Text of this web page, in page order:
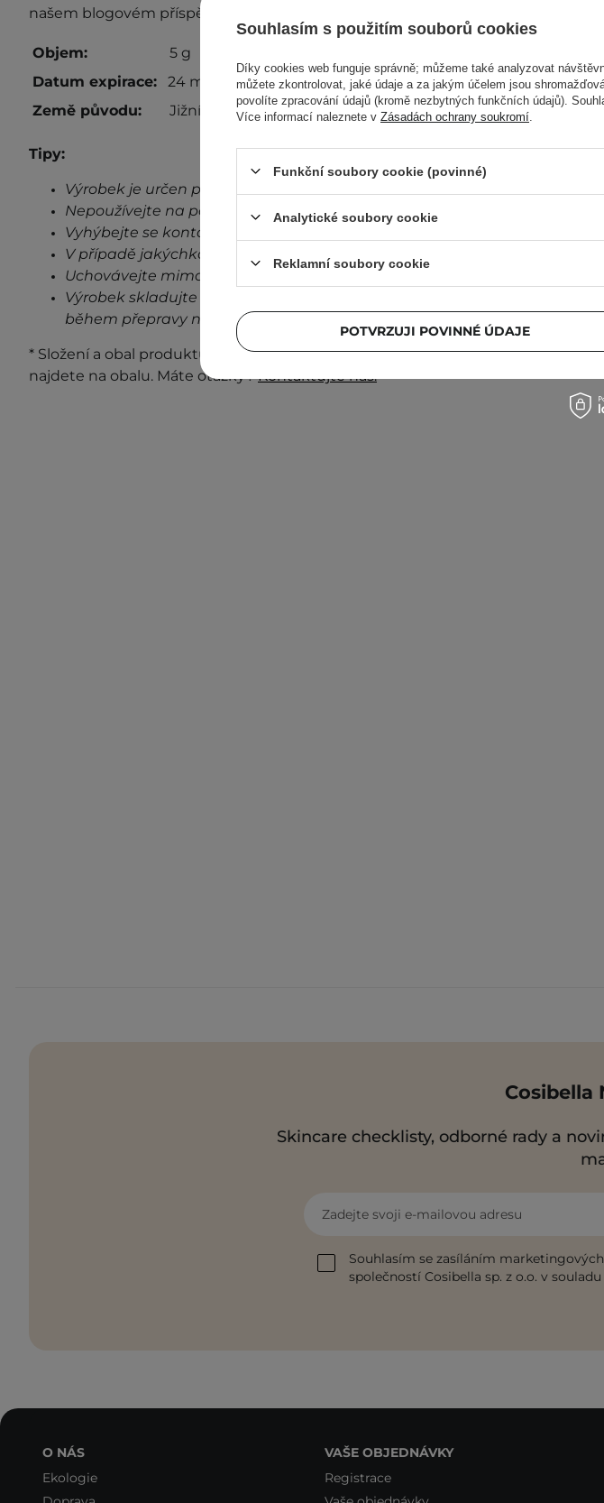
našem blogovém příspěvku
Objem:
5 g
Datum expirace:
24 měsíců od otevření
Země původu:
Jižní Korea
Tipy:
Výrobek je určen pouze pro vnější použití.
Nepoužívejte na poškozenou pokožku.
Vyhýbejte se kontaktu s očima.
V případě jakýchkoli známek podráždění, přestaňte přípravek používat.
Uchovávejte mimo dosah dětí.
Výrobek skladujte při pokojové teplotě na stinném místě. Kolísání teplot
během přepravy neovlivní stabilitu a vlastnosti produktu.
* Složení a obal produktu se mohou měnit. Nejaktuálnější informace vždy
najdete na obalu. Máte otázky?Kontaktujte nás.
Cosibella
Skincare checklisty, odborné rady a
Zadejte svoji e-mailovou adresu
Souhlasím se zasíláním
společností Cosibella sp. z o.o. v souladu
O NÁS
Ekologie
VAŠE OBJEDNÁVKY
Registrace
Souhlasím s použitím souborů cookies
Díky cookies web funguje správně; můžeme také analyzovat
můžete zkontrolovat, jaké údaje a za jakým účelem jsou
povolíte zpracování údajů (kromě nezbytných funkčních údajů).
Více informací naleznete v Zásadách ochrany soukromí
Funkční soubory cookie (povinné)
Analytické soubory cookie
Reklamní soubory cookie
POTVRZUJI POVINNÉ ÚDAJE